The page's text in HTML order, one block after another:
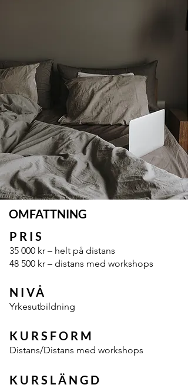
OMFATTNING
PRIS
35 000 kr – helt på distans​
48 500 kr – distans med workshops
NIVÅ
Yrkesutbildning​
KURSFORM
Distans/Distans med workshops
KURSLÄNGD